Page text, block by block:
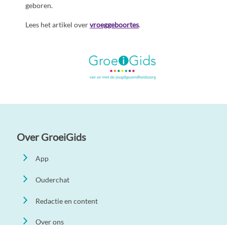
geboren.
Lees het artikel overvroeggeboortes.
Over GroeiGids
App
Ouderchat
Redactie en content
Over ons